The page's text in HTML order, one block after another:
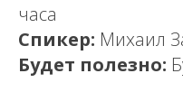
часа
Спикер: Михаил
Будет полезно: